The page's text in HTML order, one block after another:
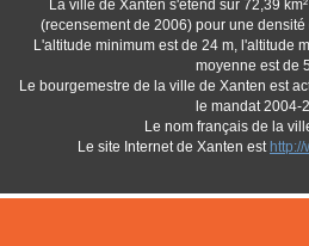
La ville de Xanten s'étend sur 72,39
(recensement de 2006) pour une
L'altitude minimum est de 24 m, l'altitude
moyenne est de
Le bourgemestre de la ville de Xanten est
le mandat 2004-
Le nom français de la
Le site Internet de Xanten est